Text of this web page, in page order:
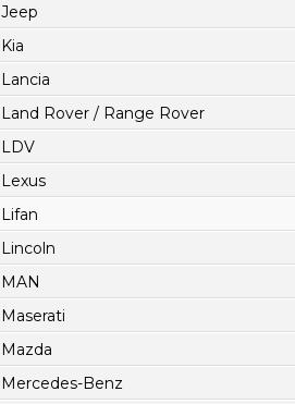
Jeep
Kia
Lancia
Land Rover / Range Rover
LDV
Lexus
Lifan
Lincoln
MAN
Maserati
Mazda
Mercedes-Benz